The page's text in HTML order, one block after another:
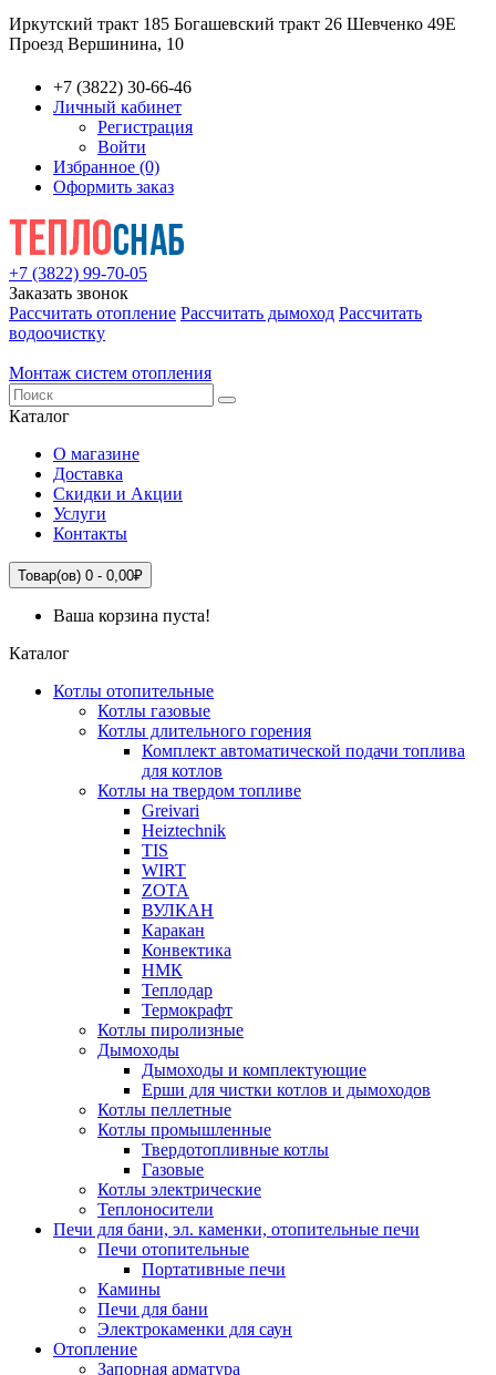
Иркутский тракт 185 Богашевский тракт 26 Шевченко 49Е
Проезд Вершинина, 10
+7 (3822) 30-66-46
Личный кабинет
Регистрация
Войти
Избранное (0)
Оформить заказ
+7 (3822) 99-70-05
Заказать звонок
Рассчитать отопление Рассчитать дымоход Рассчитать
водоочистку
Монтаж систем отопления
Каталог
О магазине
Доставка
Скидки и Акции
Услуги
Контакты
Товар(ов) 0 - 0,00₽
Ваша корзина пуста!
Каталог
Котлы отопительные
Котлы газовые
Котлы длительного горения
Комплект автоматической подачи топлива
для котлов
Котлы на твердом топливе
Greivari
Heiztechnik
TIS
WIRT
ZOTA
ВУЛКАН
Каракан
Конвектика
НМК
Теплодар
Термокрафт
Котлы пиролизные
Дымоходы
Дымоходы и комплектующие
Ерши для чистки котлов и дымоходов
Котлы пеллетные
Котлы промышленные
Твердотопливные котлы
Газовые
Котлы электрические
Теплоносители
Печи для бани, эл. каменки, отопительные печи
Печи отопительные
Портативные печи
Камины
Печи для бани
Электрокаменки для саун
Отопление
Запорная арматура